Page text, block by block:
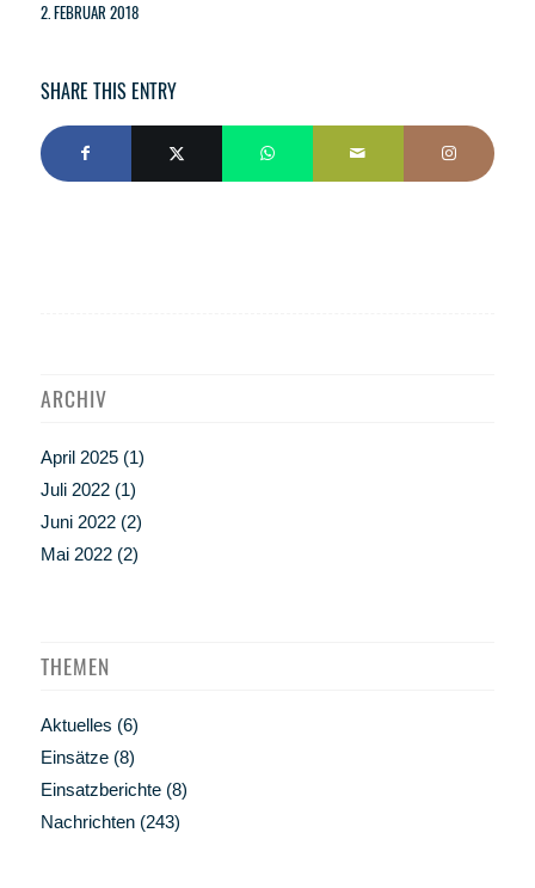
2. FEBRUAR 2018
SHARE THIS ENTRY
ARCHIV
April 2025(1)
Juli 2022(1)
Juni 2022(2)
Mai 2022(2)
THEMEN
Aktuelles (6)
Einsätze(8)
Einsatzberichte(8)
Nachrichten(243)